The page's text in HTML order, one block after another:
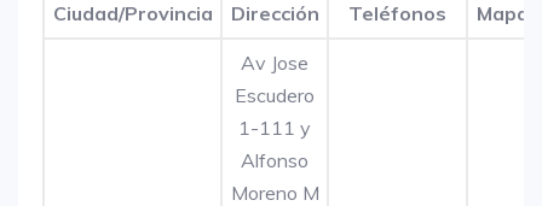
Ciudad/Provincia Dirección Teléfonos Mapa
Av Jose
Escudero
1-111 y
Alfonso
Moreno M